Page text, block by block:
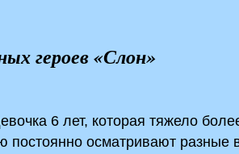
героев «Слон»
6 лет, которая тяжело
осматривают разные